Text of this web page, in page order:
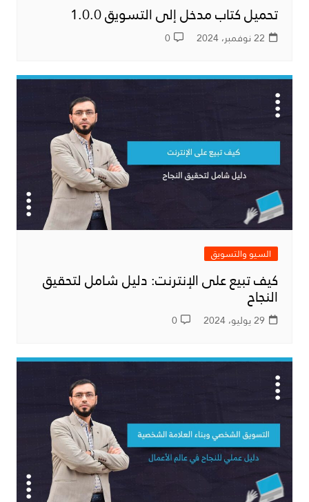
تحميل كتاب مدخل إلى التسويق 1.0.0
22 نوفمبر، 2024 0
السيو والتسويق
كيف تبيع على الإنترنت: دليل شامل لتحقيق
النجاح
29 يوليو، 2024 0